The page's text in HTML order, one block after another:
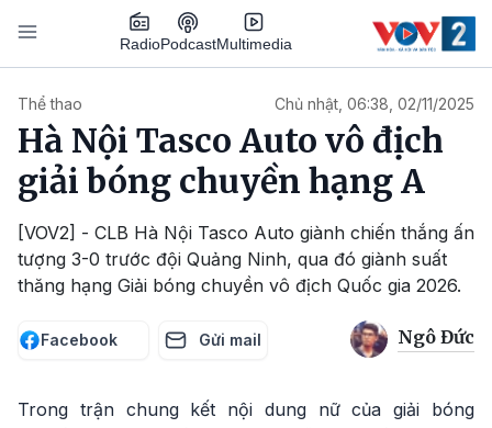
Nhảy đến nội dung
RadioPodcastMultimedia
Thể thao Chủ nhật, 06:38, 02/11/2025
Hà Nội Tasco Auto vô địch
giải bóng chuyền hạng A
[VOV2] - CLB Hà Nội Tasco Auto giành chiến thắng ấn
tượng 3-0 trước đội Quảng Ninh, qua đó giành suất
thăng hạng Giải bóng chuyền vô địch Quốc gia 2026.
Facebook Gửi mail Ngô Đức
Trong trận chung kết nội dung nữ của giải bóng